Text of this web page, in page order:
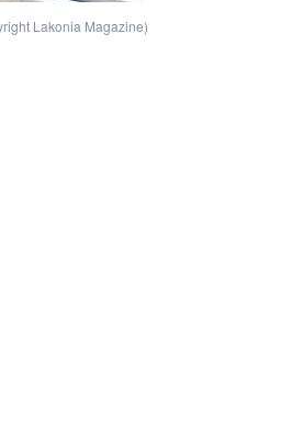
Lakonia Magazine)